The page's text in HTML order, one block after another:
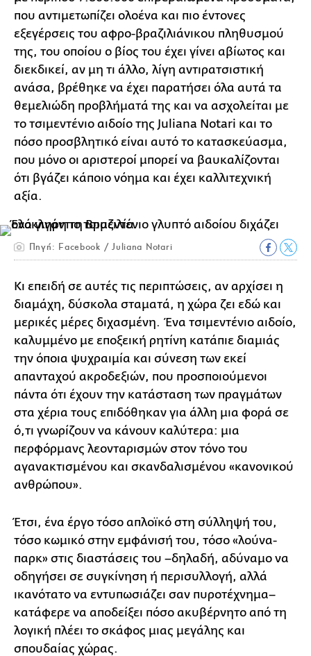
που αντιμετωπίζει ολοένα και πιο έντονες
εξεγέρσεις του αφρο-βραζιλιάνικου πληθυσμού
της, του οποίου ο βίος του έχει γίνει αβίωτος και
διεκδικεί, αν μη τι άλλο, λίγη αντιρατσιστική
ανάσα, βρέθηκε να έχει παρατήσει όλα αυτά τα
θεμελιώδη προβλήματά της και να ασχολείται με
το τσιμεντένιο αιδοίο της Juliana Notari και το
πόσο προσβλητικό είναι αυτό το κατασκεύασμα,
που μόνο οι αριστεροί μπορεί να βαυκαλίζονται
ότι βγάζει κάποιο νόημα και έχει καλλιτεχνική
αξία.
Πηγή: Facebook / Juliana Notari
Κι επειδή σε αυτές τις περιπτώσεις, αν αρχίσει η
διαμάχη, δύσκολα σταματά, η χώρα ζει εδώ και
μερικές μέρες διχασμένη. Ένα τσιμεντένιο αιδοίο,
καλυμμένο με εποξεική ρητίνη κατάπιε διαμιάς
την όποια ψυχραιμία και σύνεση των εκεί
απανταχού ακροδεξιών, που προσποιούμενοι
πάντα ότι έχουν την κατάσταση των πραγμάτων
στα χέρια τους επιδόθηκαν για άλλη μια φορά σε
ό,τι γνωρίζουν να κάνουν καλύτερα: μια
περφόρμανς λεονταρισμών στον τόνο του
αγανακτισμένου και σκανδαλισμένου «κανονικού
ανθρώπου».
Έτσι, ένα έργο τόσο απλοϊκό στη σύλληψή του,
τόσο κωμικό στην εμφάνισή του, τόσο «λούνα-
παρκ» στις διαστάσεις του –δηλαδή, αδύναμο να
οδηγήσει σε συγκίνηση ή περισυλλογή, αλλά
ικανότατο να εντυπωσιάζει σαν πυροτέχνημα–
κατάφερε να αποδείξει πόσο ακυβέρνητο από τη
λογική πλέει το σκάφος μιας μεγάλης και
σπουδαίας χώρας.